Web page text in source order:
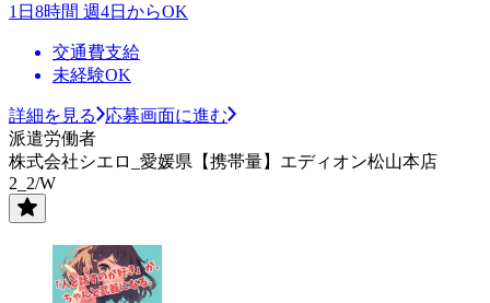
1日8時間 週4日からOK
交通費支給
未経験OK
詳細を見る
応募画面に進む
派遣労働者
株式会社シエロ_愛媛県【携帯量】エディオン松山本店
2_2/W